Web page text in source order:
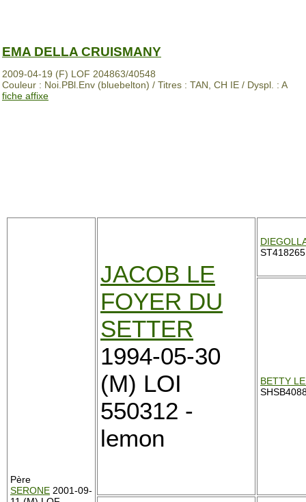
EMA DELLA CRUISMANY
2009-04-19 (F) LOF 204863/40548
Couleur : Noi.PBl.Env (bluebelton) / Titres : TAN, CH IE / Dyspl. : A
fiche affixe
Père
SERONE 2001-09-
JACOB LE
FOYER DU
SETTER
1994-05-30
(M) LOI
550312 -
lemon
BETTY